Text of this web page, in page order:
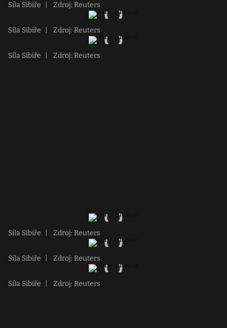
Síla Sibiře Zdroj: Reuters
Síla Sibiře Zdroj: Reuters
Síla Sibiře Zdroj: Reuters
Síla Sibiře Zdroj: Reuters
Síla Sibiře Zdroj: Reuters
Síla Sibiře Zdroj: Reuters